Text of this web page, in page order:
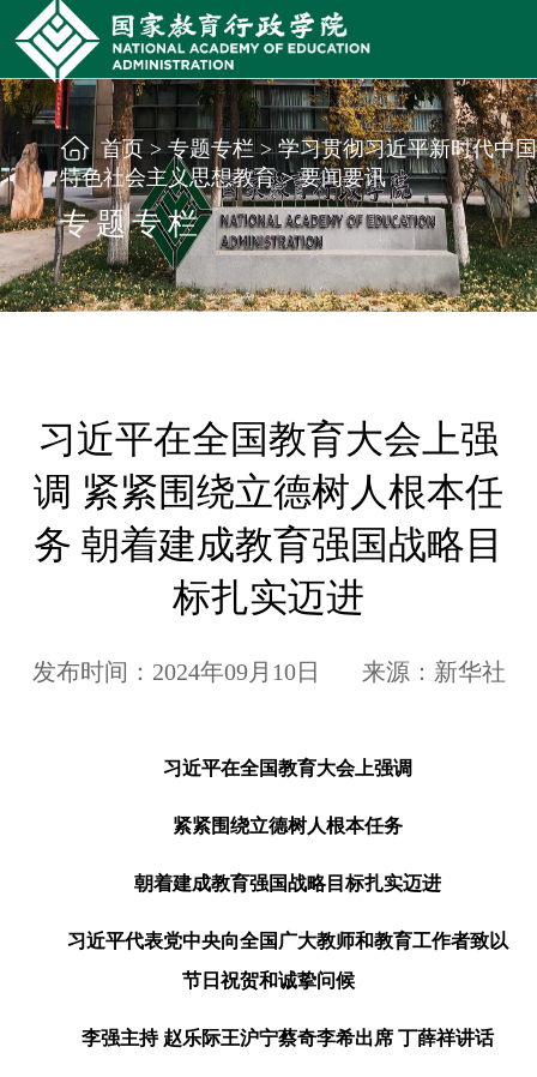
首页 > 专题专栏>学习贯彻习近平新时代中国
特色社会主义思想教育>要闻要讯
专题专栏
习近平在全国教育大会上强
调 紧紧围绕立德树人根本任
务 朝着建成教育强国战略目
标扎实迈进
发布时间：2024年09月10日 来源：新华社
习近平在全国教育大会上强调
紧紧围绕立德树人根本任务
朝着建成教育强国战略目标扎实迈进
习近平代表党中央向全国广大教师和教育工作者致以
节日祝贺和诚挚问候
李强主持 赵乐际王沪宁蔡奇李希出席 丁薛祥讲话